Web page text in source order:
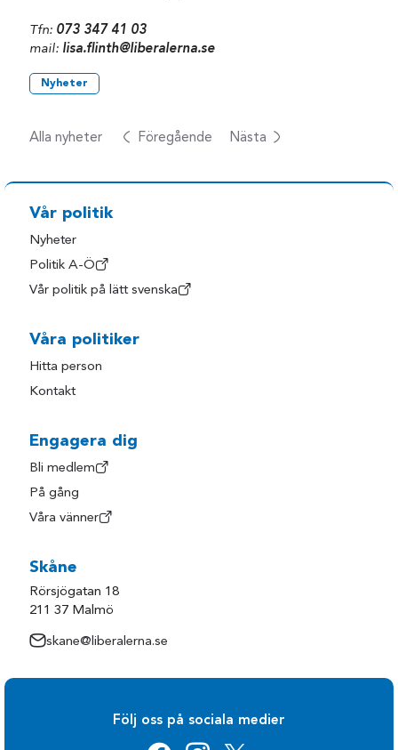
Tfn: 073 347 41 03
mail: lisa.flinth@liberalerna.se
Nyheter
Alla nyheter Föregående Nästa
Vår politik
Nyheter
Politik A-Ö
Vår politik på lätt svenska
Våra politiker
Hitta person
Kontakt
Engagera dig
Bli medlem
På gång
Våra vänner
Skåne
Rörsjögatan 18
211 37 Malmö
skane@liberalerna.se
Följ oss på sociala medier